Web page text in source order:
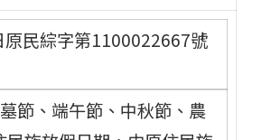
民綜字第1100022667號
節、端午節、中秋節、農